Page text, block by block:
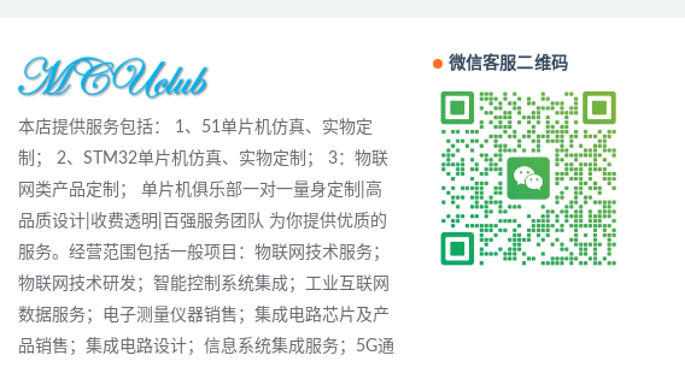
本店提供服务包括： 1、51单片机仿真、实物定
制； 2、STM32单片机仿真、实物定制； 3：物联
网类产品定制； 单片机俱乐部一对一量身定制|高
品质设计|收费透明|百强服务团队 为你提供优质的
服务。经营范围包括一般项目：物联网技术服务；
物联网技术研发；智能控制系统集成；工业互联网
数据服务；电子测量仪器销售；集成电路芯片及产
品销售；集成电路设计；信息系统集成服务；5G通
微信客服二维码